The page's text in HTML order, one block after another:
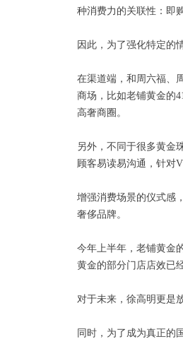
种消费力的关联性：即
因此，为了强化特定的
在渠道端，和周六福、
商场，比如老铺黄金的
高奢商圈。
另外，不同于很多黄金
顾客易读易沟通，针对
增强消费场景的仪式感
奢侈品牌。
今年上半年，老铺黄金
黄金的部分门店店效已
对于未来，徐高明更是
同时，为了成为真正